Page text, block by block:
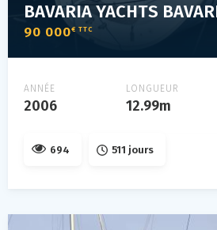
90 000€ TTC
ANNÉE
2006
LONGUEUR
12.99m
694 511 jours